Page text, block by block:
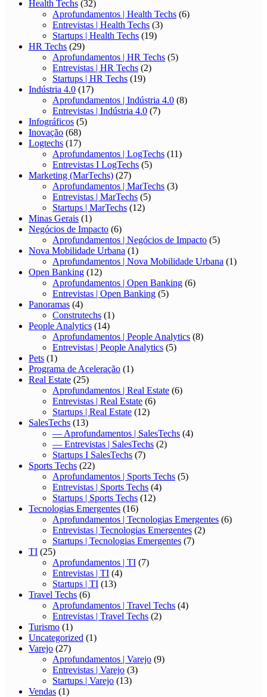
Health Techs (32)
Aprofundamentos | Health Techs (6)
Entrevistas | Health Techs (3)
Startups | Health Techs (19)
HR Techs (29)
Aprofundamentos | HR Techs (5)
Entrevistas | HR Techs (2)
Startups | HR Techs (19)
Indústria 4.0 (17)
Aprofundamentos | Indústria 4.0 (8)
Entrevistas | Indústria 4.0 (7)
Infográficos (5)
Inovação (68)
Logtechs (17)
Aprofundamentos | LogTechs (11)
Entrevistas I LogTechs (5)
Marketing (MarTechs) (27)
Aprofundamentos | MarTechs (3)
Entrevistas | MarTechs (5)
Startups | MarTechs (12)
Minas Gerais (1)
Negócios de Impacto (6)
Aprofundamentos | Negócios de Impacto (5)
Nova Mobilidade Urbana (1)
Aprofundamentos | Nova Mobilidade Urbana (1)
Open Banking (12)
Aprofundamentos | Open Banking (6)
Entrevistas | Open Banking (5)
Panoramas (4)
Construtechs (1)
People Analytics (14)
Aprofundamentos | People Analytics (8)
Entrevistas | People Analytics (5)
Pets (1)
Programa de Aceleração (1)
Real Estate (25)
Aprofundamentos | Real Estate (6)
Entrevistas | Real Estate (6)
Startups | Real Estate (12)
SalesTechs (13)
— Aprofundamentos | SalesTechs (4)
— Entrevistas | SalesTechs (2)
Startups I SalesTechs (7)
Sports Techs (22)
Aprofundamentos | Sports Techs (5)
Entrevistas | Sports Techs (4)
Startups | Sports Techs (12)
Tecnologias Emergentes (16)
Aprofundamentos | Tecnologias Emergentes (6)
Entrevistas | Tecnologias Emergentes (2)
Startups | Tecnologias Emergentes (7)
TI (25)
Aprofundamentos | TI (7)
Entrevistas | TI (4)
Startups | TI (13)
Travel Techs (6)
Aprofundamentos | Travel Techs (4)
Entrevistas | Travel Techs (2)
Turismo (1)
Uncategorized (1)
Varejo (27)
Aprofundamentos | Varejo (9)
Entrevistas | Varejo (3)
Startups | Varejo (13)
Vendas (1)